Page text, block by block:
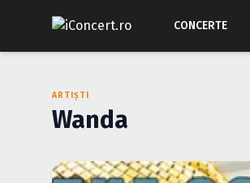
CONCERTE
ARTIȘTI
Wanda